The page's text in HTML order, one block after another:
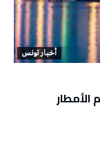
أخبار تونس
الأمطار